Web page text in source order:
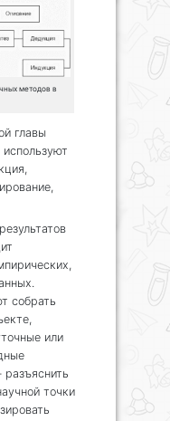
методов в
главы
собрать
или
точки